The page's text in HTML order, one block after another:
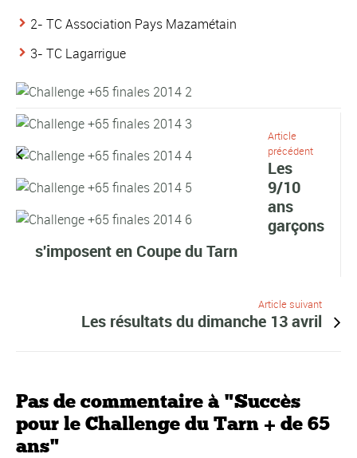
2- TC Association Pays Mazamétain
3- TC Lagarrigue
Article
précédent
Les
9/10
ans
garçons
s'imposent en Coupe du Tarn
Article suivant
Les résultats du dimanche 13 avril
Pas de commentaire à "Succès
pour le Challenge du Tarn + de 65
ans"